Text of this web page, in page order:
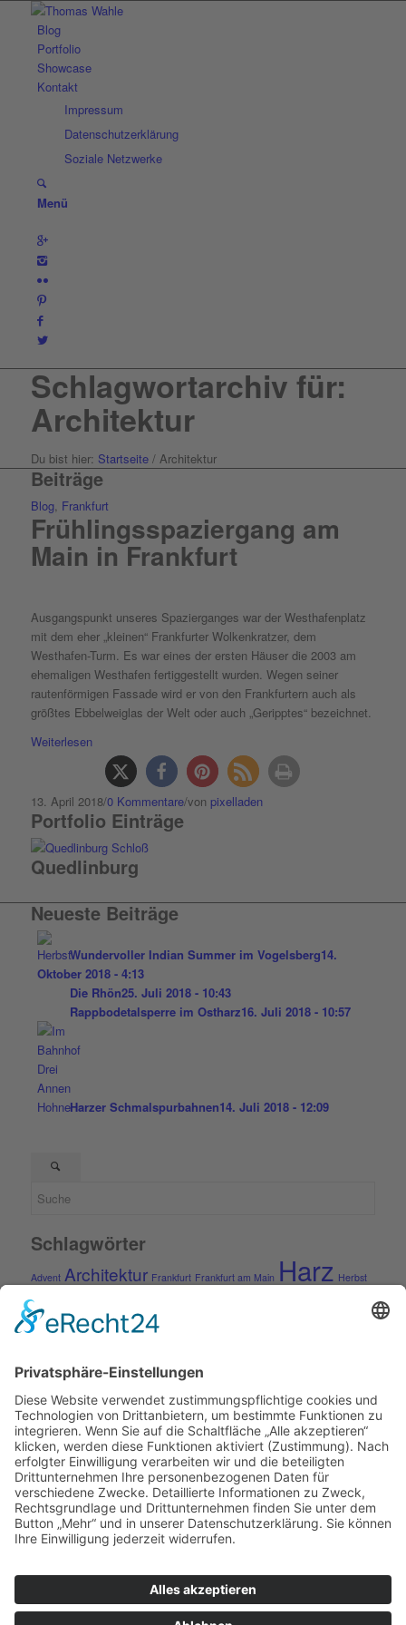
Blog
Portfolio
Showcase
Kontakt
Impressum
Datenschutzerklärung
Soziale Netzwerke
Menü
Schlagwortarchiv für:
Architektur
Du bist hier: Startseite / Architektur
Beiträge
Blog, Frankfurt
Frühlingsspaziergang am
Main in Frankfurt
Ausgangspunkt unseres Spazierganges war der Westhafenplatz
mit dem eher „kleinen“ Frankfurter Wolkenkratzer, dem
Westhafen-Turm. Es war eines der ersten Häuser die 2003 am
ehemaligen Westhafen fertiggestellt wurden. Wegen seiner
rautenförmigen Fassade wird er von den Frankfurtern auch als
größtes Ebbelweiglas der Welt oder auch „Geripptes“ bezeichnet.
Weiterlesen
13. April 2018/0 Kommentare/von pixelladen
Portfolio Einträge
Quedlinburg
Neueste Beiträge
Wundervoller Indian Summer im Vogelsberg14.
Oktober 2018 - 4:13
Die Rhön25. Juli 2018 - 10:43
Rappbodetalsperre im Ostharz16. Juli 2018 - 10:57
Harzer Schmalspurbahnen14. Juli 2018 - 12:09
Schlagwörter
Advent Architektur Frankfurt Frankfurt am Main Harz Herbst
Ostfriesland
Rhön Rügen Schmalspurbahn
Vogelsberg
Kontakt
Impressum
Kontakt
Datenschutzerklärung
Datenverarbeitung durch soziale Netzwerke
© Copyright - Thomas Wahle -Enfold WordPress Theme by
Kriesi